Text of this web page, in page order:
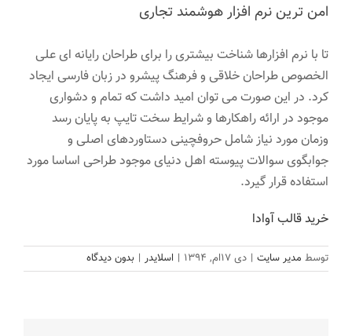
امن ترین نرم افزار هوشمند تجاری
تا با نرم افزارها شناخت بیشتری را برای طراحان رایانه ای علی
الخصوص طراحان خلاقی و فرهنگ پیشرو در زبان فارسی ایجاد
کرد. در این صورت می توان امید داشت که تمام و دشواری
موجود در ارائه راهکارها و شرایط سخت تایپ به پایان رسد
وزمان مورد نیاز شامل حروفچینی دستاوردهای اصلی و
جوابگوی سوالات پیوسته اهل دنیای موجود طراحی اساسا مورد
استفاده قرار گیرد.
خرید قالب آوادا
توسط مدیر سایت | دی ۱۷ام, ۱۳۹۴ | اسلایدر | بدون دیدگاه